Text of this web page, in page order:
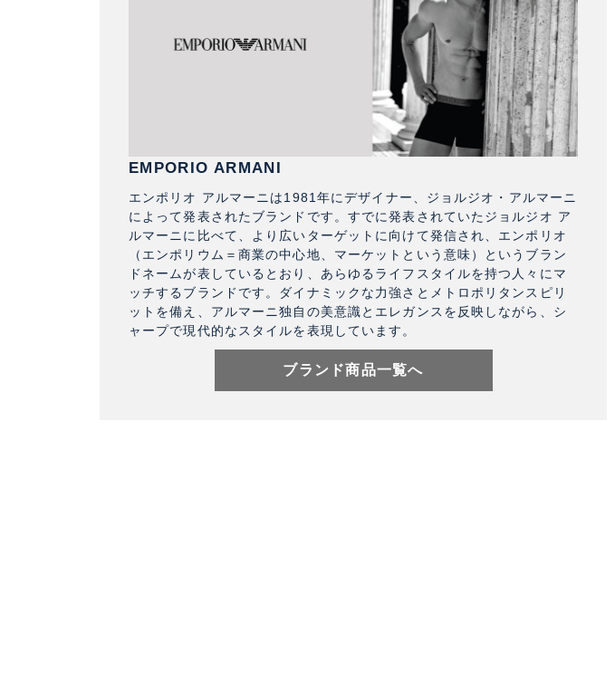
EMPORIO ARMANI
エンポリオ アルマーニは1981年にデザイナー、ジョルジオ・アルマーニ
によって発表されたブランドです。すでに発表されていたジョルジオ ア
ルマーニに比べて、より広いターゲットに向けて発信され、エンポリオ
（エンポリウム＝商業の中心地、マーケットという意味）というブラン
ドネームが表しているとおり、あらゆるライフスタイルを持つ人々にマ
ッチするブランドです。ダイナミックな力強さとメトロポリタンスピリ
ットを備え、アルマーニ独自の美意識とエレガンスを反映しながら、シ
ャープで現代的なスタイルを表現しています。
ブランド商品一覧へ